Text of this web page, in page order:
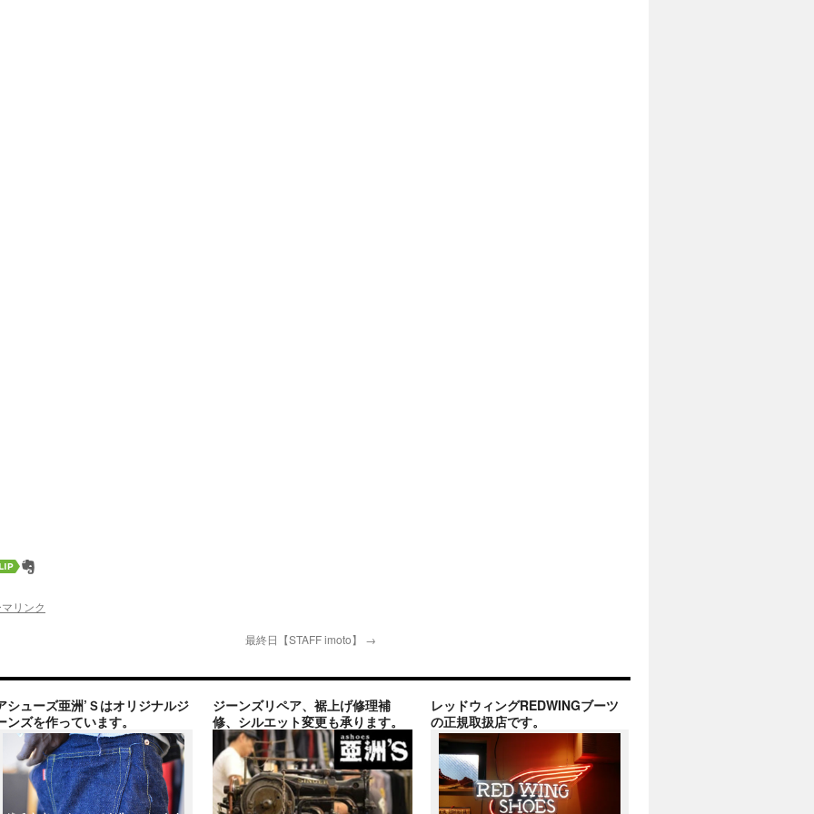
リンク
最終日【STAFF imoto】 →
シューズ亜洲’Ｓはオリジナルジ
ンズを作っています。
ジーンズリペア、裾上げ修理補
修、シルエット変更も承ります。
レッドウィングREDWINGブーツ
の正規取扱店です。